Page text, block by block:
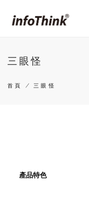
三眼怪
首頁 /三眼怪
產品特色